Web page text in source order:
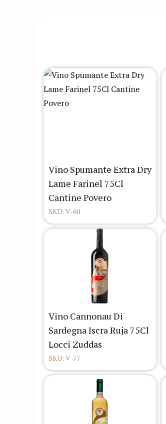
Vino Spumante Extra Dry
Lame Farinel 75Cl
Cantine Povero
SKU: V-60
Vino Cannonau Di
Sardegna Iscra Ruja 75Cl
Locci Zuddas
SKU: V-77